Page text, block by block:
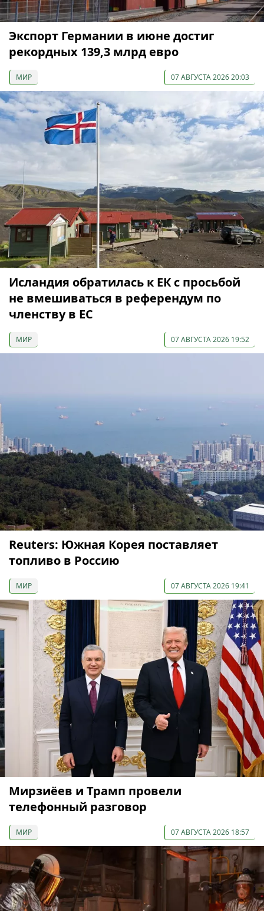
Экспорт Германии в июне достиг
рекордных 139,3 млрд евро
МИР 07 АВГУСТА 2026 20:03
Исландия обратилась к ЕК с просьбой
не вмешиваться в референдум по
членству в ЕС
МИР 07 АВГУСТА 2026 19:52
Reuters: Южная Корея поставляет
топливо в Россию
МИР 07 АВГУСТА 2026 19:41
Мирзиёев и Трамп провели
телефонный разговор
МИР 07 АВГУСТА 2026 18:57